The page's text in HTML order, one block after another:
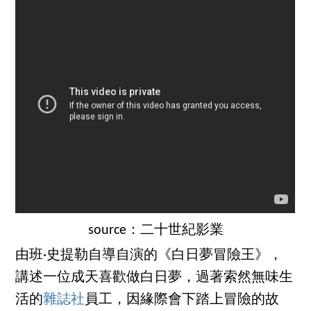
source：二十世紀影業
由班·史提勒自導自演的《白日夢冒險王》，
講述一位成天喜歡做白日夢，過著索然無味生
活的雜誌社 員工，因緣際會下踏上冒險的故